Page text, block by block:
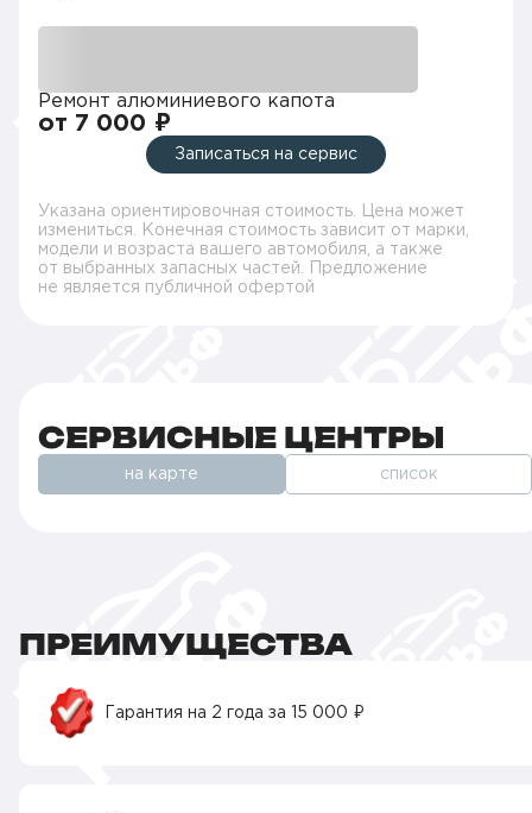
Ремонт алюминиевого капота
от 7 000 ₽
Записаться на сервис
Указана ориентировочная стоимость. Цена может
измениться. Конечная стоимость зависит от марки,
модели и возраста вашего автомобиля, а также
от выбранных запасных частей. Предложение
не является публичной офертой
СЕРВИСНЫЕ ЦЕНТРЫ
на карте список
ПРЕИМУЩЕСТВА
Гарантия на 2 года за 15 000 ₽